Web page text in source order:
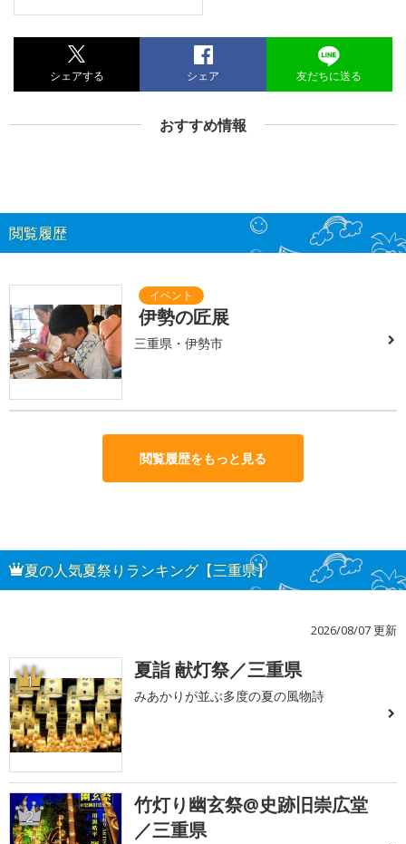
シェアする シェア 友だちに送る
おすすめ情報
閲覧履歴
伊勢の匠展
三重県・伊勢市
閲覧履歴をもっと見る
夏の人気夏祭りランキング【三重県】
2026/08/07 更新
1 夏詣 献灯祭／三重県
みあかりが並ぶ多度の夏の風物詩
2
竹灯り幽玄祭@史跡旧崇広堂
／三重県